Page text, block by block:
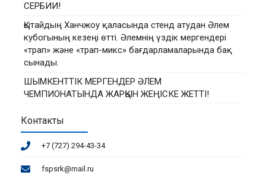
СЕРБИИ!
Қытайдың Ханчжоу қаласында стенд атудан Әлем
кубогының кезеңі өтті. Әлемнің үздік мергендері
«трап» және «трап-микс» бағдарламаларында бақ
сынады.
ШЫМКЕНТТІК МЕРГЕНДЕР ӘЛЕМ
ЧЕМПИОНАТЫНДА ЖАРҚЫН ЖЕҢІСКЕ ЖЕТТІ!
Контакты
+7 (727) 294-43-34
fspsrk@mail.ru